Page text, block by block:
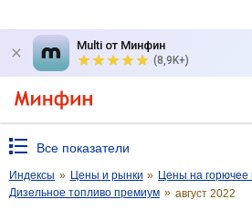
Multi от Минфин
(8,9K+)
Все показатели
Индексы » Цены и рынки » Цены на горючее
Дизельное топливо премиум » август 2022